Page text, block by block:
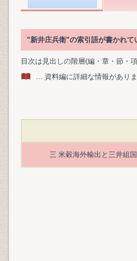
"新井庄兵衛"の索引語が書かれて
目次は見出しの階層(編・章・節・
… 資料編に詳細な情報がありま
三 米穀海外輸出と三井組